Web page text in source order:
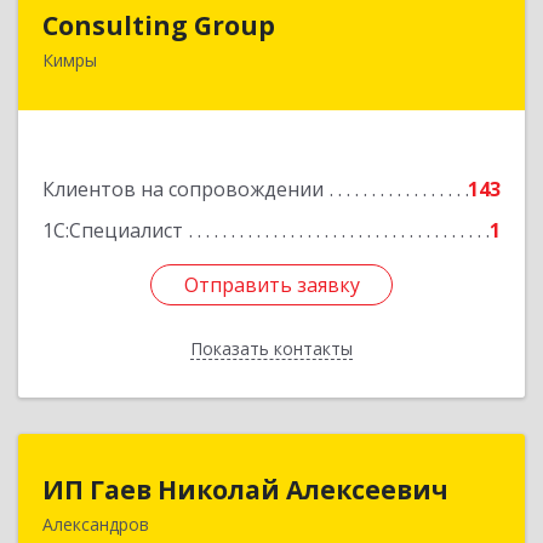
Consulting Group
Кимры
Клиентов на сопровождении
143
1С:Специалист
1
Отправить заявку
Показать контакты
171507, Тверская обл, Кимры г, Малая Садовая
Отправить заявку
Назад
ИП Гаев Николай Алексеевич
Александров
ИП Гаев Николай Алексеевич
601650, Владимирская обл, Александровский р-